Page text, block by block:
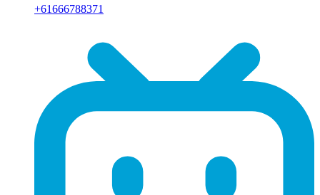
+61666788371